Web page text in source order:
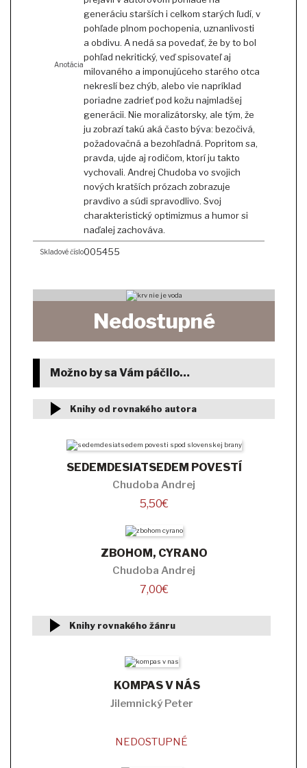
Anotácia
generáciu starších i celkom starých ľudí, v
pohľade plnom pochopenia, uznanlivosti
a obdivu. A nedá sa povedať, že by to bol
pohľad nekritický, veď spisovateľ aj
milovaného a imponujúceho starého otca
nekreslí bez chýb, alebo vie napríklad
poriadne zadrieť pod kožu najmladšej
generácii. Nie moralizátorsky, ale tým, že
ju zobrazí takú aká často býva: bezočivá,
požadovačná a bezohľadná. Popritom sa,
pravda, ujde aj rodičom, ktorí ju takto
vychovali. Andrej Chudoba vo svojich
nových kratších prózach zobrazuje
pravdivo a súdi spravodlivo. Svoj
charakteristický optimizmus a humor si
naďalej zachováva.
Skladové číslo005455
Nedostupné
Možno by sa Vám páčilo…
Knihy od rovnakého autora
SEDEMDESIATSEDEM POVESTÍ
Chudoba Andrej
5,50€
ZBOHOM, CYRANO
Chudoba Andrej
7,00€
Knihy rovnakého žánru
KOMPAS V NÁS
Jilemnický Peter
NEDOSTUPNÉ